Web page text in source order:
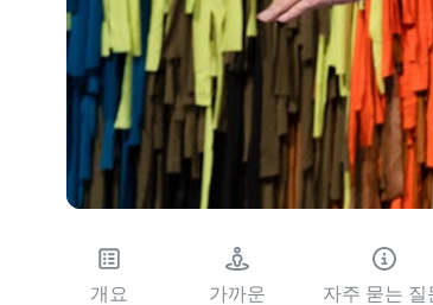
개요 가까운 자주 묻는 질